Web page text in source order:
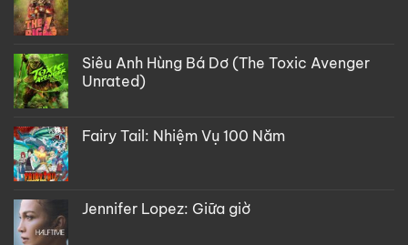
Siêu Anh Hùng Bá Dơ (The Toxic Avenger
Unrated)
Fairy Tail: Nhiệm Vụ 100 Năm
Jennifer Lopez: Giữa giờ